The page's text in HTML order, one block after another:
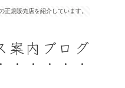
正規販売店を紹介しています。
案内ブログ